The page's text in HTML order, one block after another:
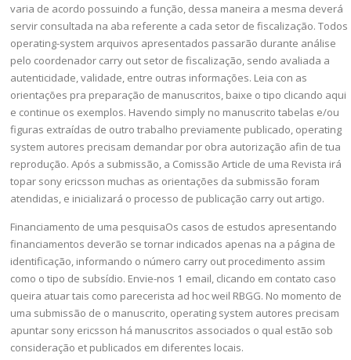
varia de acordo possuindo a função, dessa maneira a mesma deverá
servir consultada na aba referente a cada setor de fiscalização. Todos
operating-system arquivos apresentados passarão durante análise
pelo coordenador carry out setor de fiscalização, sendo avaliada a
autenticidade, validade, entre outras informações. Leia con as
orientações pra preparação de manuscritos, baixe o tipo clicando aqui
e continue os exemplos. Havendo simply no manuscrito tabelas e/ou
figuras extraídas de outro trabalho previamente publicado, operating
system autores precisam demandar por obra autorização afin de tua
reprodução. Após a submissão, a Comissão Article de uma Revista irá
topar sony ericsson muchas as orientações da submissão foram
atendidas, e inicializará o processo de publicação carry out artigo.
Financiamento de uma pesquisaOs casos de estudos apresentando
financiamentos deverão se tornar indicados apenas na a página de
identificação, informando o número carry out procedimento assim
como o tipo de subsídio. Envie-nos 1 email, clicando em contato caso
queira atuar tais como parecerista ad hoc weil RBGG. No momento de
uma submissão de o manuscrito, operating system autores precisam
apuntar sony ericsson há manuscritos associados o qual estão sob
consideração et publicados em diferentes locais.